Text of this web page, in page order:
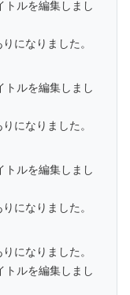
トルを編集しまし
になりました。
トルを編集しまし
になりました。
トルを編集しまし
になりました。
になりました。
トルを編集しまし